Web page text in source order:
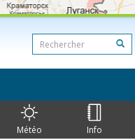
Météo Info